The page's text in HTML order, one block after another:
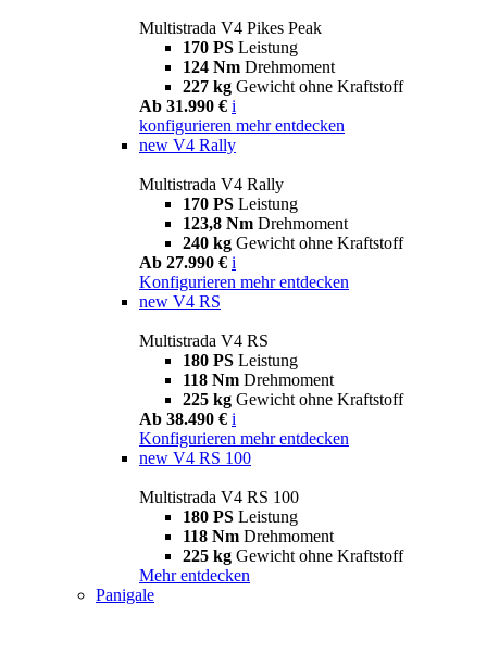
Multistrada V4 Pikes Peak
170 PS Leistung
124 Nm Drehmoment
227 kg Gewicht ohne Kraftstoff
Ab 31.990 € i
konfigurieren mehr entdecken
new V4 Rally
Multistrada V4 Rally
170 PS Leistung
123,8 Nm Drehmoment
240 kg Gewicht ohne Kraftstoff
Ab 27.990 € i
Konfigurieren mehr entdecken
new V4 RS
Multistrada V4 RS
180 PS Leistung
118 Nm Drehmoment
225 kg Gewicht ohne Kraftstoff
Ab 38.490 € i
Konfigurieren mehr entdecken
new V4 RS 100
Multistrada V4 RS 100
180 PS Leistung
118 Nm Drehmoment
225 kg Gewicht ohne Kraftstoff
Mehr entdecken
Panigale